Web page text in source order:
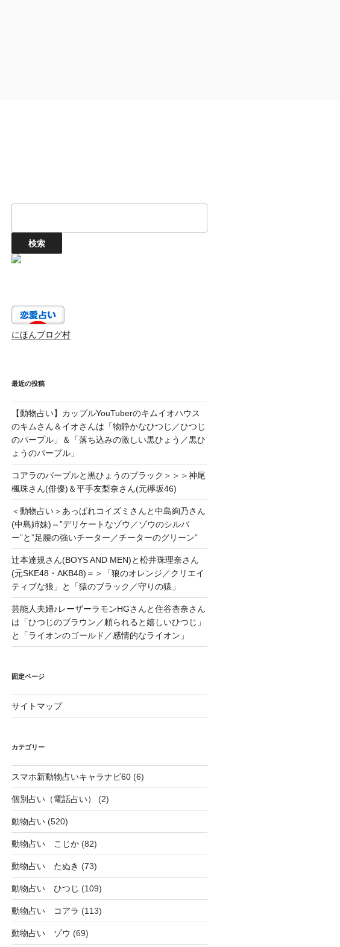
にほんブログ村
最近の投稿
【動物占い】カップルYouTuberのキムイオハウス
のキムさん＆イオさんは「物静かなひつじ／ひつじ
のパープル」＆「落ち込みの激しい黒ひょう／黒ひ
ょうのパープル」
コアラのパープルと黒ひょうのブラック＞＞＞神尾
楓珠さん(俳優)＆平手友梨奈さん(元欅坂46)
＜動物占い＞あっぱれコイズミさんと中島絢乃さん
(中島姉妹)⇔”デリケートなゾウ／ゾウのシルバ
ー”と”足腰の強いチーター／チーターのグリーン”
辻本達規さん(BOYS AND MEN)と松井珠理奈さん
(元SKE48・AKB48)＝＞「狼のオレンジ／クリエイ
ティブな狼」と「猿のブラック／守りの猿」
芸能人夫婦♪レーザーラモンHGさんと住谷杏奈さん
は「ひつじのブラウン／頼られると嬉しいひつじ」
と「ライオンのゴールド／感情的なライオン」
固定ページ
サイトマップ
カテゴリー
スマホ新動物占いキャラナビ60(6)
個別占い（電話占い） (2)
動物占い(520)
動物占い こじか(82)
動物占い たぬき (73)
動物占い ひつじ (109)
動物占い コアラ (113)
動物占い ゾウ (69)